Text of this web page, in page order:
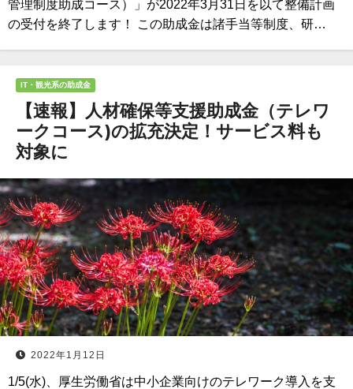
管理制度助成コース）」が2022年3月31日を以て整備計画
の受付を終了します！ この助成金は諸手当等制度、研…
IT・観光系の助成金
【速報】人材確保等支援助成金（テレワ
ークコース)の拡充決定！サービス料も
対象に
2022年1月12日
1/5(水)、厚生労働省は中小企業向けのテレワーク導入を支